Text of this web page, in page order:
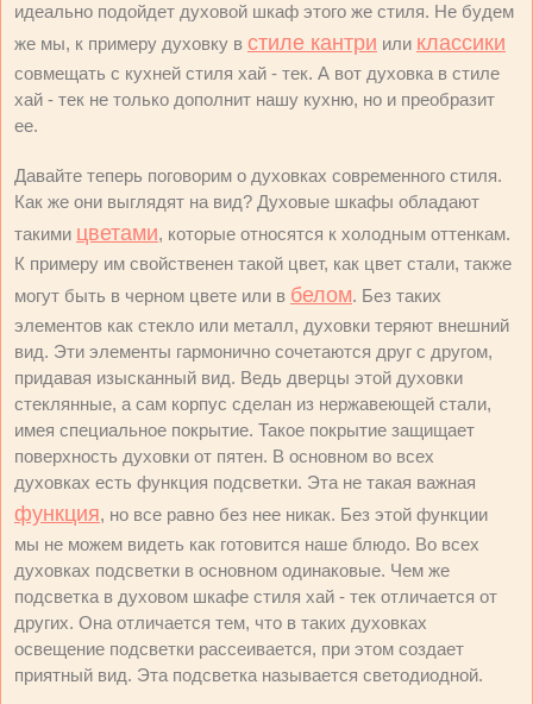
идеально подойдет духовой шкаф этого же стиля. Не будем
же мы, к примеру духовку в стиле кантри или классики
совмещать с кухней стиля хай - тек. А вот духовка в стиле
хай - тек не только дополнит нашу кухню, но и преобразит
ее.
Давайте теперь поговорим о духовках современного стиля.
Как же они выглядят на вид? Духовые шкафы обладают
такими цветами, которые относятся к холодным оттенкам.
К примеру им свойственен такой цвет, как цвет стали, также
могут быть в черном цвете или в белом. Без таких
элементов как стекло или металл, духовки теряют внешний
вид. Эти элементы гармонично сочетаются друг с другом,
придавая изысканный вид. Ведь дверцы этой духовки
стеклянные, а сам корпус сделан из нержавеющей стали,
имея специальное покрытие. Такое покрытие защищает
поверхность духовки от пятен. В основном во всех
духовках есть функция подсветки. Эта не такая важная
функция, но все равно без нее никак. Без этой функции
мы не можем видеть как готовится наше блюдо. Во всех
духовках подсветки в основном одинаковые. Чем же
подсветка в духовом шкафе стиля хай - тек отличается от
других. Она отличается тем, что в таких духовках
освещение подсветки рассеивается, при этом создает
приятный вид. Эта подсветка называется светодиодной.